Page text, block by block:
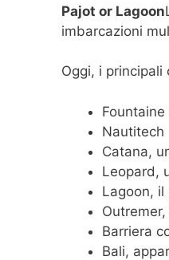
Pajot or Lagoon
imbarcazioni
Oggi, i
Nautitech
Catana,
Leopard,
Lagoon,
Barriera
Bali,